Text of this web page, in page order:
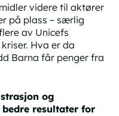
videre til aktører
på plass – særlig
av Unicefs
Hva er da
Barna får penger fra
og
resultater for